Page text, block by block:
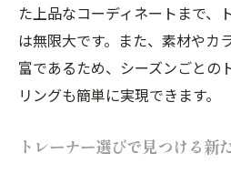
ップのトレーナー
セレクトショップが
ーナーとは
他にはないセレクトシ
セレクトショップの
た上品なコーディネートまで、
は無限大です。また、素材やカ
富であるため、シーズンごとの
リングも簡単に実現できます。
トレーナー選びで見つける新